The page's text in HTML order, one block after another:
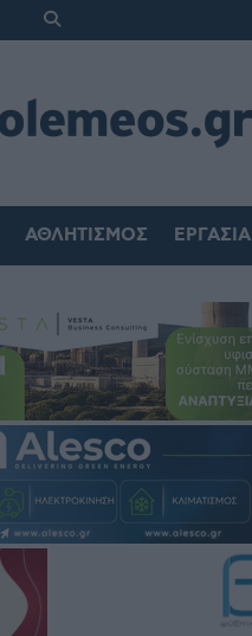
ΑΘΛΗΤΙΣΜΌΣ ΕΡΓΑΣΊΑ